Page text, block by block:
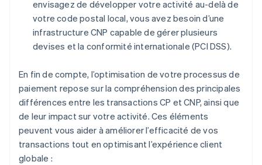
envisagez de développer votre activité au-delà de
votre code postal local, vous avez besoin d’une
infrastructure CNP capable de gérer plusieurs
devises et la conformité internationale (PCI DSS).
En fin de compte, l’optimisation de votre processus de
paiement repose sur la compréhension des principales
différences entre les transactions CP et CNP, ainsi que
de leur impact sur votre activité. Ces éléments
peuvent vous aider à améliorer l’efficacité de vos
transactions tout en optimisant l’expérience client
globale :